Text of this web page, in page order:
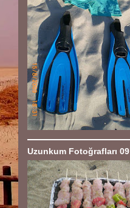
Uzunkum Fotoğrafları 09